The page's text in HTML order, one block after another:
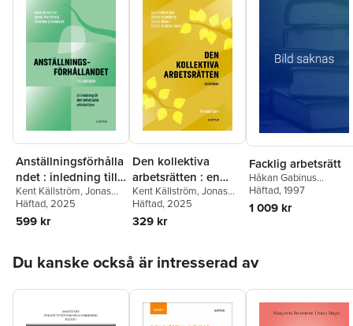
Anställningsförhålla
ndet : inledning till
den individuella
arbetsrätten
Kent Källström,Jonas
Malmberg,Caroline
Johansson
Häftad, 2025
599 kr
Den kollektiva
arbetsrätten : en
lärobok
Kent Källström,Jonas
Malmberg,Sören Öman
Caroline Johansson
Häftad, 2025
329 kr
Facklig arbetsrätt
Håkan Gabinus
Göransson,Kent
Källström,
Ronnie Eklund
Häftad, 1997
1 009 kr
Du kanske också är intresserad av